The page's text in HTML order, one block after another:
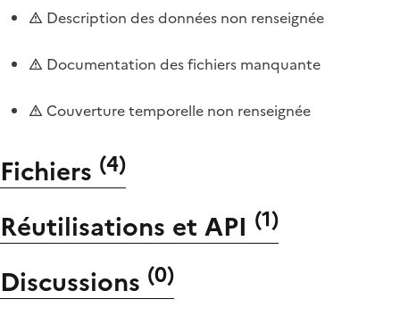
Description des données non renseignée
Documentation des fichiers manquante
Couverture temporelle non renseignée
Fichiers (4)
Réutilisations et API (1)
Discussions (0)